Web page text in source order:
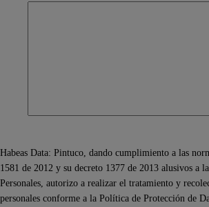
Habeas Data: Pintuco, dando cumplimiento a las
1581 de 2012 y su decreto 1377 de 2013 alusivos a
Personales, autorizo a realizar el tratamiento y
personales conforme a la Política de Protección de